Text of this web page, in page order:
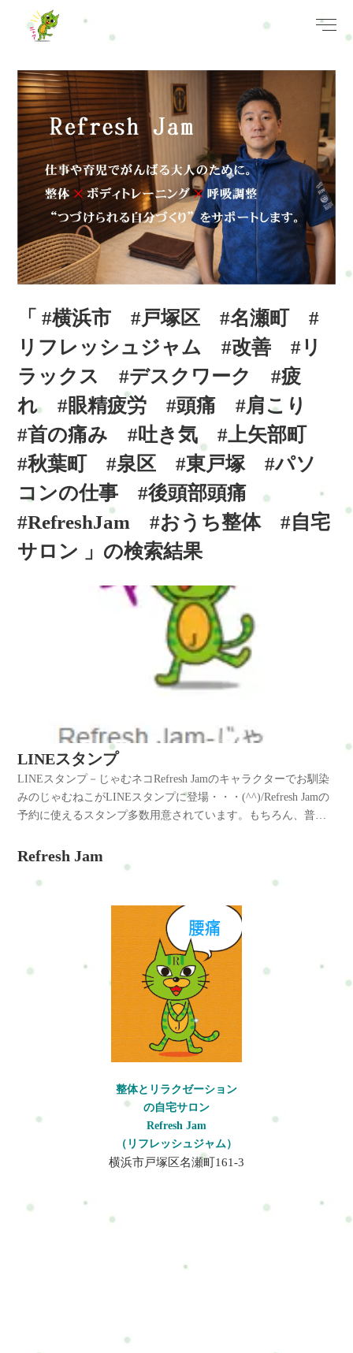
「 #横浜市 #戸塚区 #名瀬町 #
リフレッシュジャム #改善 #リ
ラックス #デスクワーク #疲
れ #眼精疲労 #頭痛 #肩こり
#首の痛み #吐き気 #上矢部町
#秋葉町 #泉区 #東戸塚 #パソ
コンの仕事 #後頭部頭痛
#RefreshJam #おうち整体 #自宅
サロン 」の検索結果
LINEスタンプ
LINEスタンプ－じゃむネコRefresh Jamのキャラクターでお馴染
みのじゃむねこがLINEスタンプに登場・・・(^^)/Refresh Jamの
予約に使えるスタンプ多数用意されています。もちろん、普段
い・・・(*^_^*)LINEスタンプ－じゃむネコ
Refresh Jam
整体とリラクゼーション
の自宅サロン
Refresh Jam
（リフレッシュジャム）
横浜市戸塚区名瀬町161-3